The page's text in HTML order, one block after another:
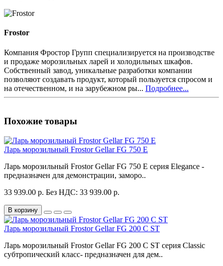
Frostor
Компания Фростор Групп специализируется на производстве
и продаже морозильных ларей и холодильных шкафов.
Собственный завод, уникальные разработки компании
позволяют создавать продукт, который пользуется спросом и
на отечественном, и на зарубежном ры... Подробнее...
Похожие товары
Ларь морозильный Frostor Gellar FG 750 E
Ларь морозильный Frostor Gellar FG 750 E серия Elegance -
предназначен для демонстрации, заморо..
33 939.00 р. Без НДС: 33 939.00 р.
В корзину
Ларь морозильный Frostor Gellar FG 200 C ST
Ларь морозильный Frostor Gellar FG 200 C ST серия Classic
субтропический класс- предназначен для дем..